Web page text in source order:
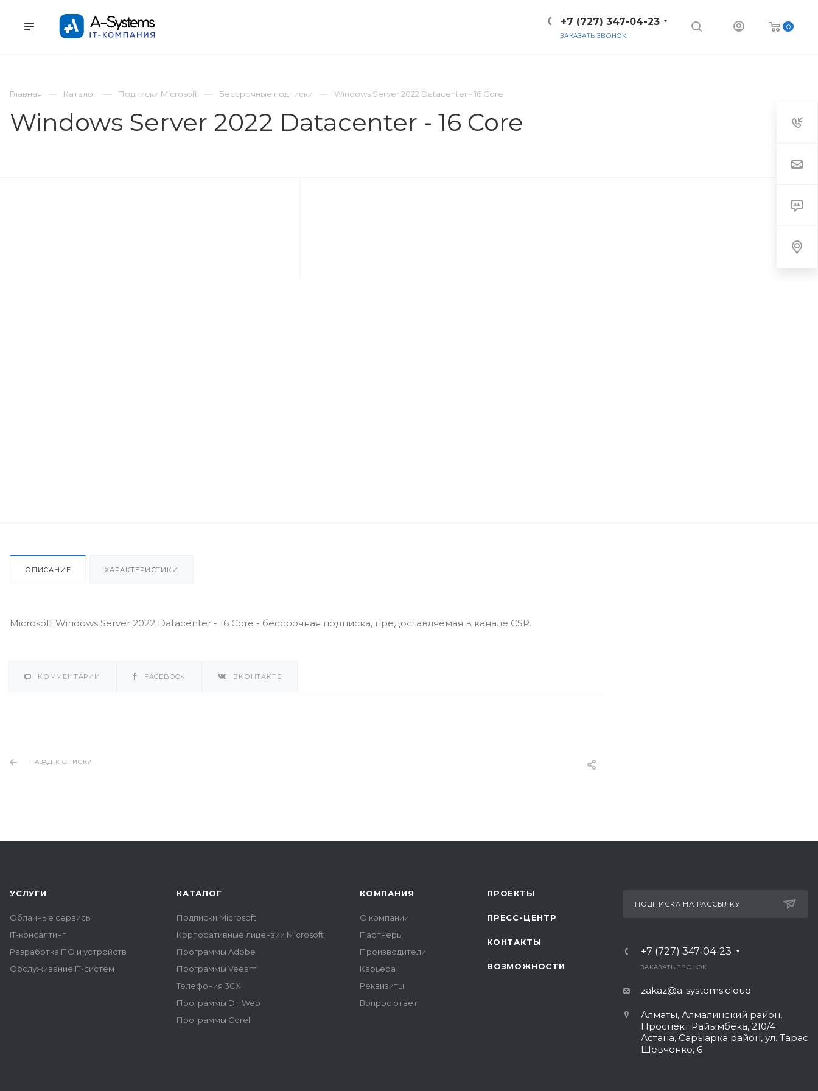
0
+7 (727) 347-04-23
ЗАКАЗАТЬ ЗВОНОК
Главная
Каталог Подписки Microsoft Бессрочные подписки Windows Server 2022 Datacenter - 16 Core
Windows Server 2022 Datacenter - 16 Core
ОПИСАНИЕ ХАРАКТЕРИСТИКИ
Microsoft Windows Server 2022 Datacenter - 16 Core - бессрочная подписка, предоставляемая в канале CSP.
КОММЕНТАРИИ FACEBOOK ВКОНТАКТЕ
НАЗАД К СПИСКУ
УСЛУГИ
Облачные сервисы
IT-консалтинг
Разработка ПО и устройств
Обслуживание IT-систем
КАТАЛОГ
Подписки Microsoft
Корпоративные лицензии Microsoft
Программы Adobe
Программы Veeam
Телефония 3CX
Программы Dr. Web
Программы Corel
КОМПАНИЯ
О компании
Партнеры
Производители
Карьера
Реквизиты
Вопрос ответ
ПРОЕКТЫ
ПРЕСС-ЦЕНТР
КОНТАКТЫ
ВОЗМОЖНОСТИ
ПОДПИСКА НА РАССЫЛКУ
+7 (727) 347-04-23
ЗАКАЗАТЬ ЗВОНОК
zakaz@a-systems.cloud
Алматы, ​Алмалинский район,
Проспект Райымбека, 210/4
Астана, Сарыарка район, ул. Тарас
Шевченко, 6​